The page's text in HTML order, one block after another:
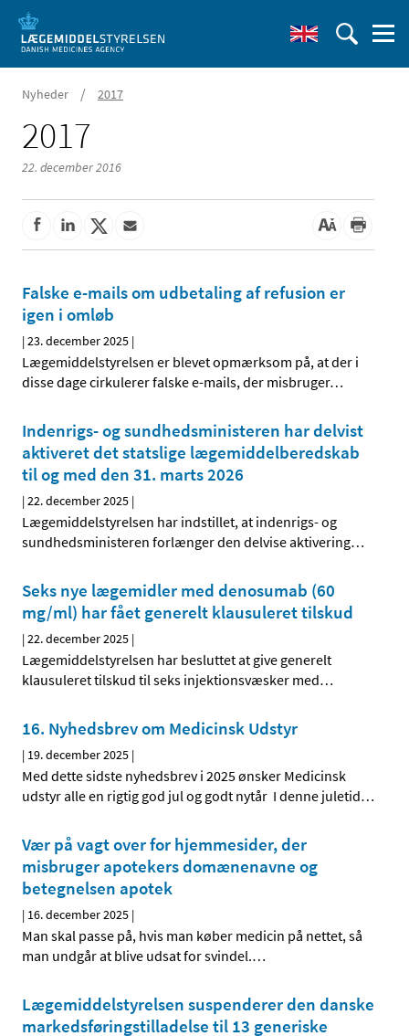
Nyheder / 2017
2017
22. december 2016
Falske e-mails om udbetaling af refusion er
igen i omløb
|23. december 2025 |
Lægemiddelstyrelsen er blevet opmærksom på, at der i
disse dage cirkulerer falske e-mails, der misbruger…
Indenrigs- og sundhedsministeren har delvist
aktiveret det statslige lægemiddelberedskab
til og med den 31. marts 2026
|22. december 2025 |
Lægemiddelstyrelsen har indstillet, at indenrigs- og
sundhedsministeren forlænger den delvise aktivering…
Seks nye lægemidler med denosumab (60
mg/ml) har fået generelt klausuleret tilskud
|22. december 2025 |
Lægemiddelstyrelsen har besluttet at give generelt
klausuleret tilskud til seks injektionsvæsker med…
16. Nyhedsbrev om Medicinsk Udstyr
| 19. december 2025 |
Med dette sidste nyhedsbrev i 2025 ønsker Medicinsk
udstyr alle en rigtig god jul og godt nytår I denne juletid…
Vær på vagt over for hjemmesider, der
misbruger apotekers domænenavne og
betegnelsen apotek
| 16. december 2025 |
Man skal passe på, hvis man køber medicin på nettet, så
man undgår at blive udsat for svindel.…
Lægemiddelstyrelsen suspenderer den danske
markedsføringstilladelse til 13 generiske